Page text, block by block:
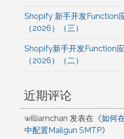
Shopify 新手开发Function
（2026）（三）
Shopify新手开发Function
（2026）（二）
近期评论
williamchan 发表在《如何
中配置Mailgun SMTP》